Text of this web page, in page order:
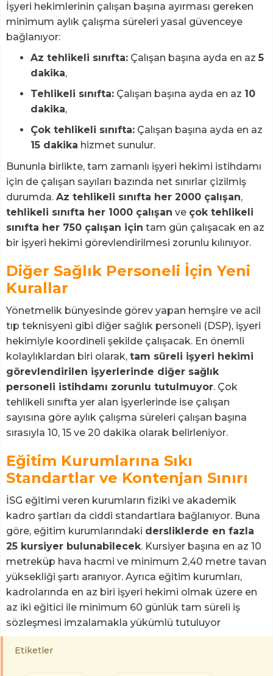
İşyeri hekimlerinin çalışan başına ayırması gereken
minimum aylık çalışma süreleri yasal güvenceye
bağlanıyor:
Az tehlikeli sınıfta: Çalışan başına ayda en az 5
dakika,
Tehlikeli sınıfta: Çalışan başına ayda en az 10
dakika,
Çok tehlikeli sınıfta: Çalışan başına ayda en az
15 dakika hizmet sunulur.
Bununla birlikte, tam zamanlı işyeri hekimi istihdamı
için de çalışan sayıları bazında net sınırlar çizilmiş
durumda. Az tehlikeli sınıfta her 2000 çalışan,
tehlikeli sınıfta her 1000 çalışan ve çok tehlikeli
sınıfta her 750 çalışan için tam gün çalışacak en az
bir işyeri hekimi görevlendirilmesi zorunlu kılınıyor.
Diğer Sağlık Personeli İçin Yeni
Kurallar
Yönetmelik bünyesinde görev yapan hemşire ve acil
tıp teknisyeni gibi diğer sağlık personeli (DSP), işyeri
hekimiyle koordineli şekilde çalışacak. En önemli
kolaylıklardan biri olarak, tam süreli işyeri hekimi
görevlendirilen işyerlerinde diğer sağlık
personeli istihdamı zorunlu tutulmuyor. Çok
tehlikeli sınıfta yer alan işyerlerinde ise çalışan
sayısına göre aylık çalışma süreleri çalışan başına
sırasıyla 10, 15 ve 20 dakika olarak belirleniyor.
Eğitim Kurumlarına Sıkı
Standartlar ve Kontenjan Sınırı
İSG eğitimi veren kurumların fiziki ve akademik
kadro şartları da ciddi standartlara bağlanıyor. Buna
göre, eğitim kurumlarındaki dersliklerde en fazla
25 kursiyer bulunabilecek. Kursiyer başına en az 10
metreküp hava hacmi ve minimum 2,40 metre tavan
yüksekliği şartı aranıyor. Ayrıca eğitim kurumları,
kadrolarında en az biri işyeri hekimi olmak üzere en
az iki eğitici ile minimum 60 günlük tam süreli iş
sözleşmesi imzalamakla yükümlü tutuluyor
Etiketler